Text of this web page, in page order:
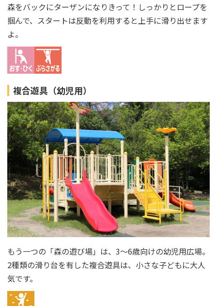
森をバックにターザンになりきって！しっかりとロープを
掴んで、スタートは反動を利用すると上手に滑り出せます
よ。
複合遊具（幼児用）
もう一つの「森の遊び場」は、3～6歳向けの幼児用広場。
2種類の滑り台を有した複合遊具は、小さな子どもに大人
気です。